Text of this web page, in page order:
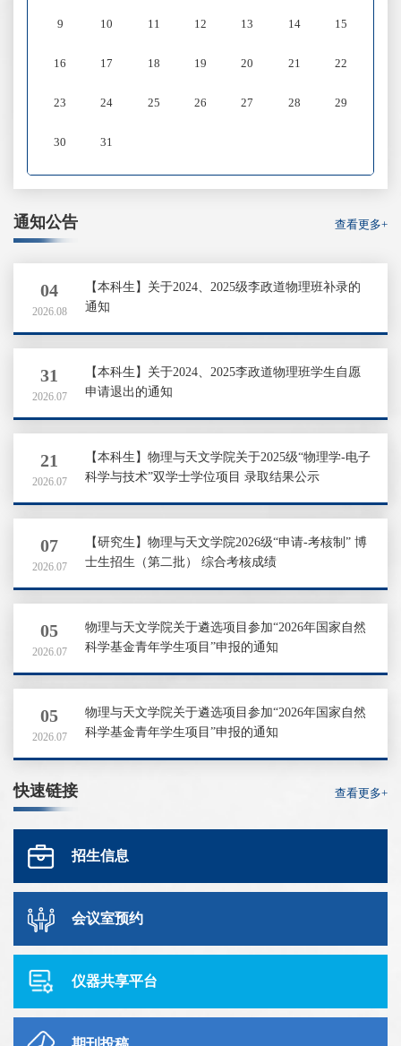
9 10 11 12 13 14 15
16 17 18 19 20 21 22
23 24 25 26 27 28 29
30 31
通知公告 查看更多+
04
2026.08
【本科生】关于2024、2025级李政道物理班补录的
通知
31
2026.07
【本科生】关于2024、2025李政道物理班学生自愿
申请退出的通知
21
2026.07
【本科生】物理与天文学院关于2025级“物理学-电子
科学与技术”双学士学位项目 录取结果公示
07
2026.07
【研究生】物理与天文学院2026级“申请-考核制” 博
士生招生（第二批） 综合考核成绩
05
2026.07
物理与天文学院关于遴选项目参加“2026年国家自然
科学基金青年学生项目”申报的通知
05
2026.07
物理与天文学院关于遴选项目参加“2026年国家自然
科学基金青年学生项目”申报的通知
快速链接 查看更多+
招生信息
会议室预约
仪器共享平台